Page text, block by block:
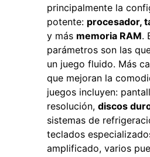
principalmente la
potente: procesador,
y más memoria RAM.
parámetros son las
un juego fluido. Más
que mejoran la
juegos incluyen:
resolución, discos
sistemas de
teclados
amplificado, varios